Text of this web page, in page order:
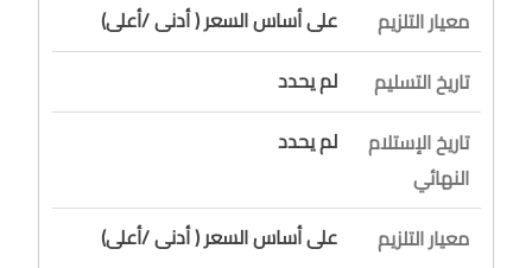
معيار التلزيم
على أساس السعر ( أدنى /أعلى)
تاريخ التسليم
لم يحدد
تاريخ الإستلام
النهائي
لم يحدد
معيار التلزيم على أساس السعر ( أدنى /أعلى)